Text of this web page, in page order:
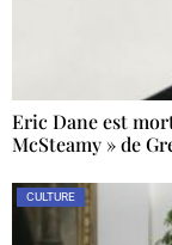
Eric Dane est
McSteamy » de
CULTURE